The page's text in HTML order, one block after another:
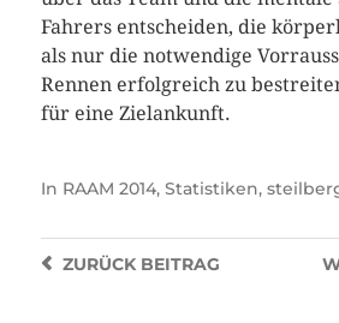
Fahrers entscheiden, die
als nur die notwendige
Rennen erfolgreich zu
für eine Zielankunft.
In RAAM 2014, Statistiken,
ZURÜCKBEITRAG